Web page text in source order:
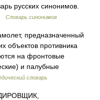
русских синонимов.
Словарь синонимов
предназначенный
объектов противника
на фронтовые
и палубные
словарь